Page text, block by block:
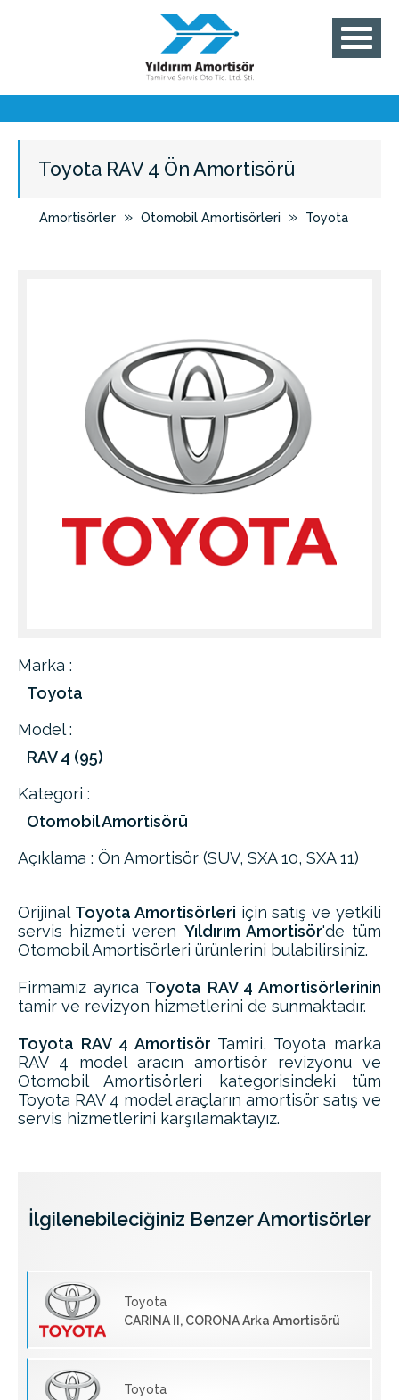
Toyota RAV 4 Ön Amortisörü
Amortisörler » Otomobil Amortisörleri » Toyota
Marka :
Toyota
Model :
RAV 4 (95)
Kategori :
Otomobil Amortisörü
Açıklama : Ön Amortisör (SUV, SXA 10, SXA 11)
Orijinal Toyota Amortisörleri için satış ve yetkili
servis hizmeti veren Yıldırım Amortisör'de tüm
Otomobil Amortisörleri ürünlerini bulabilirsiniz.
Firmamız ayrıca Toyota RAV 4 Amortisörlerinin
tamir ve revizyon hizmetlerini de sunmaktadır.
Toyota RAV 4 Amortisör Tamiri, Toyota marka
RAV 4 model aracın amortisör revizyonu ve
Otomobil Amortisörleri kategorisindeki tüm
Toyota RAV 4 model araçların amortisör satış ve
servis hizmetlerini karşılamaktayız.
İlgilenebileciğiniz Benzer Amortisörler
Toyota
CARINA II, CORONA Arka Amortisörü
Toyota